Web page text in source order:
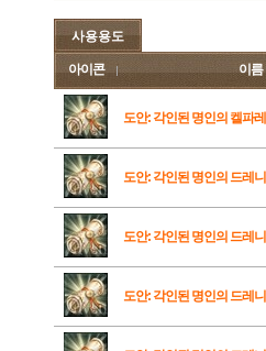
사용용도
아이콘 이름
도안: 각인된 명인의 켈파
도안: 각인된 명인의 드레
도안: 각인된 명인의 드레
도안: 각인된 명인의 드레